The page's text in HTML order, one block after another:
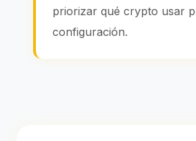
priorizar qué crypto usar
configuración.